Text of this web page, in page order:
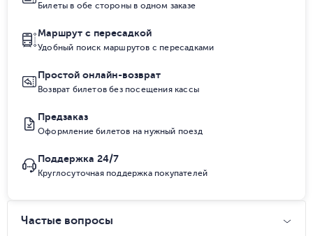
Билеты в обе стороны в одном заказе
Маршрут с пересадкой
Удобный поиск маршрутов с пересадками
Простой онлайн-возврат
Возврат билетов без посещения кассы
Предзаказ
Оформление билетов на нужный поезд
Поддержка 24/7
Круглосуточная поддержка покупателей
Частые вопросы